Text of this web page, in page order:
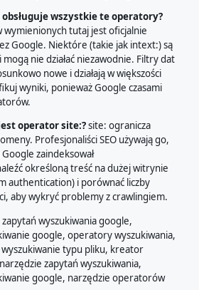
wszystkie te operatory?
wymienionych tutaj jest oficjalnie
Google. Niektóre (takie jak intext:) są
nie działać niezawodnie. Filtry dat
nowe i działają w większości
wyniki, ponieważ Google czasami
operator site:?site: ogranicza
Profesjonaliści SEO używają go,
zaindeksował
określoną treść na dużej witrynie
authentication) i porównać liczby
aby wykryć problemy z crawlingiem.
wyszukiwania google,
google, operatory wyszukiwania,
typu pliku, kreator
zapytań wyszukiwania,
google, narzędzie operatorów